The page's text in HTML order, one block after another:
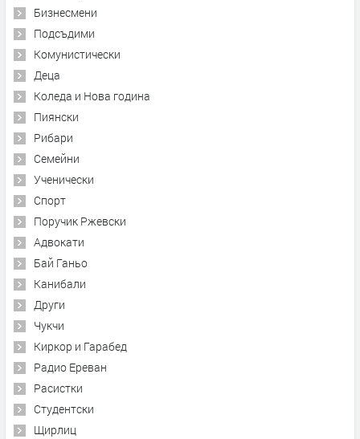
Бизнесмени
Подсъдими
Комунистически
Деца
Коледа и Нова година
Пиянски
Рибари
Семейни
Ученически
Спорт
Поручик Ржевски
Адвокати
Бай Ганьо
Канибали
Други
Чукчи
Киркор и Гарабед
Радио Ереван
Расистки
Студентски
Щирлиц